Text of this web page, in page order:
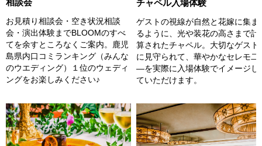
相談会
お見積り相談会・空き状況相談
会・演出体験までBLOOMのすべ
てを余すところなくご案内。鹿児
島県内口コミランキング（みんな
のウエディング）１位のウェディ
ングをお楽しみください♪
チャペル入場体験
ゲストの視線が自然と花嫁に集ま
るように、光や装花の高さまで計
算されたチャペル。大切なゲスト
に見守られて、華やかなセレモ二
―を実際に入場体験でイメージし
ていただけます。